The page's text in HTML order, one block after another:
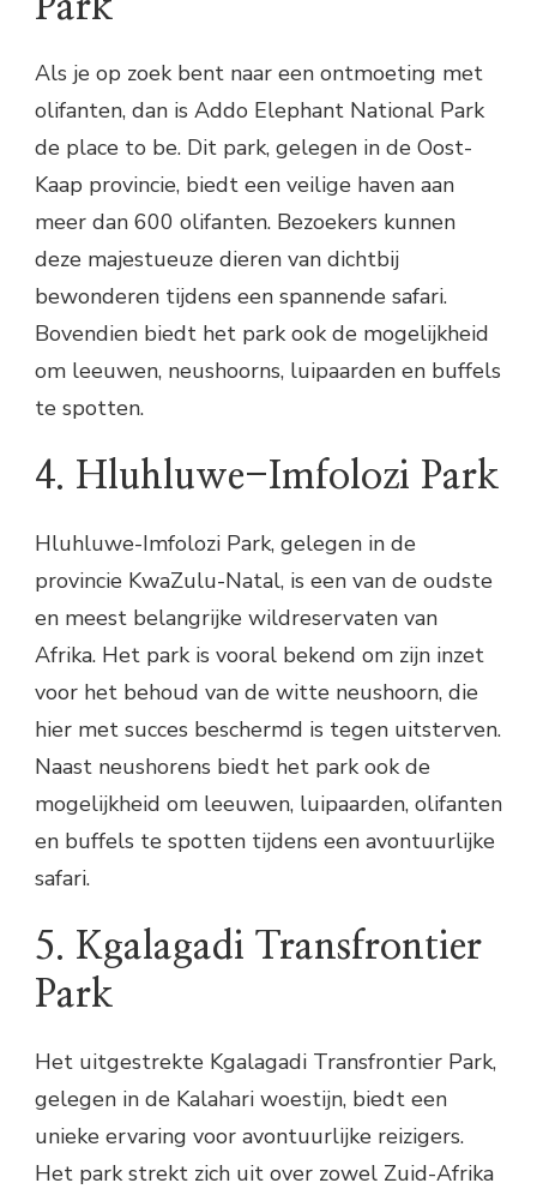
Als je op zoek bent naar een ontmoeting met
olifanten, dan is Addo Elephant National Park
de place to be. Dit park, gelegen in de Oost-
Kaap provincie, biedt een veilige haven aan
meer dan 600 olifanten. Bezoekers kunnen
deze majestueuze dieren van dichtbij
bewonderen tijdens een spannende safari.
Bovendien biedt het park ook de mogelijkheid
om leeuwen, neushoorns, luipaarden en buffels
te spotten.
4. Hluhluwe-Imfolozi Park
Hluhluwe-Imfolozi Park, gelegen in de
provincie KwaZulu-Natal, is een van de oudste
en meest belangrijke wildreservaten van
Afrika. Het park is vooral bekend om zijn inzet
voor het behoud van de witte neushoorn, die
hier met succes beschermd is tegen uitsterven.
Naast neushorens biedt het park ook de
mogelijkheid om leeuwen, luipaarden, olifanten
en buffels te spotten tijdens een avontuurlijke
safari.
5. Kgalagadi Transfrontier
Park
Het uitgestrekte Kgalagadi Transfrontier Park,
gelegen in de Kalahari woestijn, biedt een
unieke ervaring voor avontuurlijke reizigers.
Het park strekt zich uit over zowel Zuid-Afrika